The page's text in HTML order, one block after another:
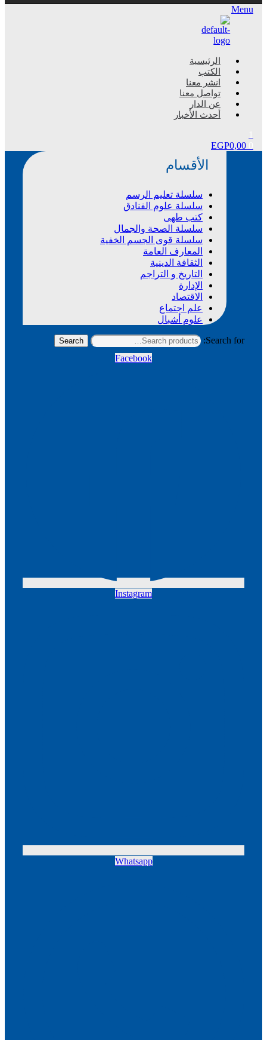
Menu
الرئيسية
الكتب
انشر معنا
تواصل معنا
عن الدار
أحدث الأخبار
EGP0,00
الأقسام
سلسلة تعليم الرسم
سلسلة علوم الفنادق
كتب طهى
سلسلة الصحة والجمال
سلسلة قوى الجسم الخفية
المعارف العامة
الثقافة الدينية
التاريخ و التراجم
الإدارة
الاقتصاد
علم اجتماع
علوم أشبال
Search for:
Search
Facebook
Instagram
Whatsapp